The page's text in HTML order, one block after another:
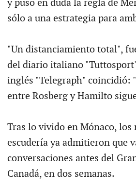
y puso en duda la regla de
sólo a una estrategia para
"Un distanciamiento total",
del diario italiano
inglés "Telegraph" coincidió:
entre Rosberg y Hamilto
Tras lo vivido en Mónaco, los
escudería ya admitieron que
conversaciones antes del
Canadá, en dos semanas.